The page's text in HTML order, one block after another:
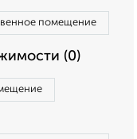
помещение
(0)